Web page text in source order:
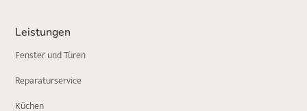
Leistungen
Fenster und Türen
Reparaturservice
Küchen